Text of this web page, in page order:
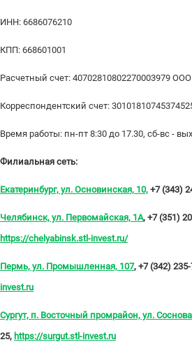
ИНН: 6686076210
КПП: 668601001
Расчетный счет: 40702810802270003979
Корреспондентский счет:
Время работы: пн-пт 8:30 до 17.30, сб-вс -
Филиальная сеть:
Екатеринбург, ул. Основинская, 10, +7 (343)
Челябинск, ул. Первомайская, 1А, +7 (351)
https://chelyabinsk.stl-invest.ru/
Пермь, ул. Промышленная, 107, +7 (342)
invest.ru
Сургут, п. Восточный промрайон, ул.
25, https://surgut.stl-invest.ru